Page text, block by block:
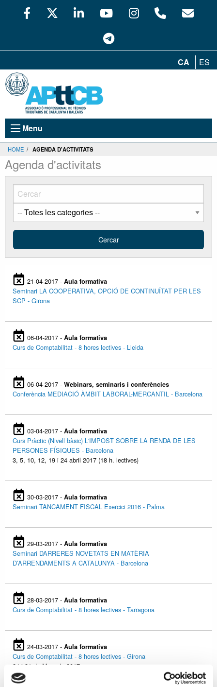
CA ES
Menu
HOME / AGENDA D'ACTIVITATS
Agenda d'activitats
21-04-2017 - Aula formativa
Seminari LA COOPERATIVA, OPCIÓ DE CONTINUÏTAT PER LES
SCP - Girona
06-04-2017 - Aula formativa
Curs de Comptabilitat - 8 hores lectives - Lleida
06-04-2017 - Webinars, seminaris i conferències
Conferència MEDIACIÓ ÀMBIT LABORAL-MERCANTIL - Barcelona
03-04-2017 - Aula formativa
Curs Pràctic (Nivell bàsic) L'IMPOST SOBRE LA RENDA DE LES
PERSONES FÍSIQUES - Barcelona
3, 5, 10, 12, 19 i 24 abril 2017 (18 h. lectives)
30-03-2017 - Aula formativa
Seminari TANCAMENT FISCAL Exercici 2016 - Palma
29-03-2017 - Aula formativa
Seminari DARRERES NOVETATS EN MATÈRIA
D’ARRENDAMENTS A CATALUNYA - Barcelona
28-03-2017 - Aula formativa
Curs de Comptabilitat - 8 hores lectives - Tarragona
24-03-2017 - Aula formativa
Curs de Comptabilitat - 8 hores lectives - Girona
24 i 31 de Març de 2017